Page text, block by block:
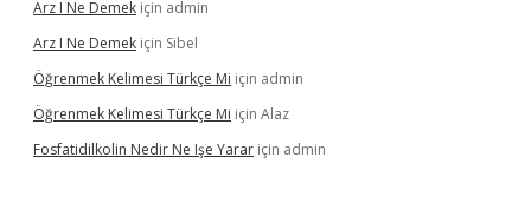
Arz I Ne Demek için admin
Arz I Ne Demek için Sibel
Öğrenmek Kelimesi Türkçe Mi için admin
Öğrenmek Kelimesi Türkçe Mi için Alaz
Fosfatidilkolin Nedir Ne Işe Yarar için admin